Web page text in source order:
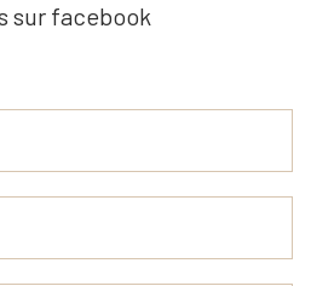
sur facebook